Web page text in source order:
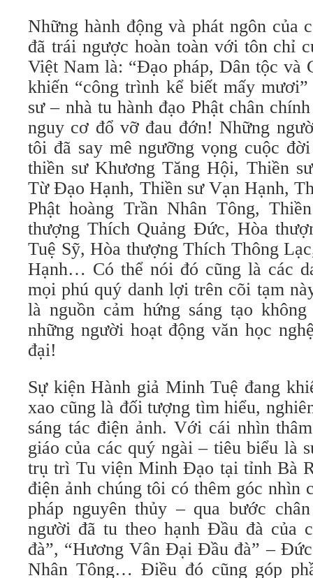
Những hành động và phát ngôn của
đã trái ngược hoàn toàn với tôn chỉ
Việt Nam là: “Đạo pháp, Dân tộc và
khiến “công trình kể biết mấy
sư – nhà tu hành đạo Phật chân
nguy cơ đổ vỡ đau đớn! Những
tôi đã say mê ngưỡng vọng cuộc
thiền sư Khương Tăng Hội, Thiền
Từ Đạo Hạnh, Thiền sư Vạn Hạnh,
Phật hoàng Trần Nhân Tông,
thượng Thích Quảng Đức, Hòa
Tuệ Sỹ, Hòa thượng Thích Thông
Hạnh… Có thể nói đó cũng là các
mọi phú quý danh lợi trên cõi tạm
là nguồn cảm hứng sáng tạo
những người hoạt động văn học
đại!
Sự kiện Hành giả Minh Tuệ đang
xao cũng là đối tượng tìm hiểu,
sáng tác điện ảnh. Với cái nhìn
giáo của các quý ngài – tiêu biểu là
trụ trì Tu viện Minh Đạo tại tỉnh Bà
điện ảnh chúng tôi có thêm góc nhìn
pháp nguyên thủy – qua bước
người đã tu theo hạnh Đầu đà của
đà”, “Hương Vân Đại Đầu đà” –
Nhân Tông… Điều đó cũng góp